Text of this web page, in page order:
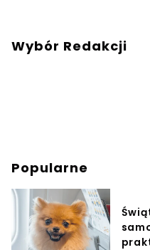
Wybór Redakcji
Popularne